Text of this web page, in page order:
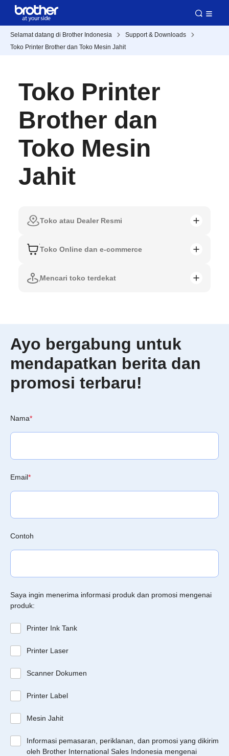
Selamat datang di Brother Indonesia
Support & Downloads
Toko Printer Brother dan Toko Mesin Jahit
Toko Printer
Brother dan
Toko Mesin
Jahit
Toko atau Dealer Resmi
Toko Online dan e-commerce
Mencari toko terdekat
Ayo bergabung untuk
mendapatkan berita dan
promosi terbaru!
Nama*
Email*
Contoh
Saya ingin menerima informasi produk dan promosi mengenai
produk:
Printer Ink Tank
Printer Laser
Scanner Dokumen
Printer Label
Mesin Jahit
Informasi pemasaran, periklanan, dan promosi yang dikirim
oleh Brother International Sales Indonesia mengenai